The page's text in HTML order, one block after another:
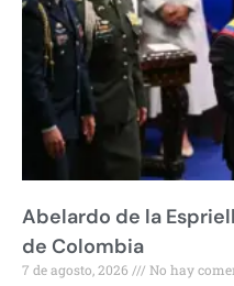
Abelardo de la
de Colombia
7 de agosto, 2026 No hay